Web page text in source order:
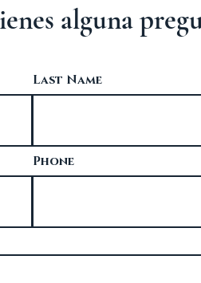
alguna
Last Name
Phone